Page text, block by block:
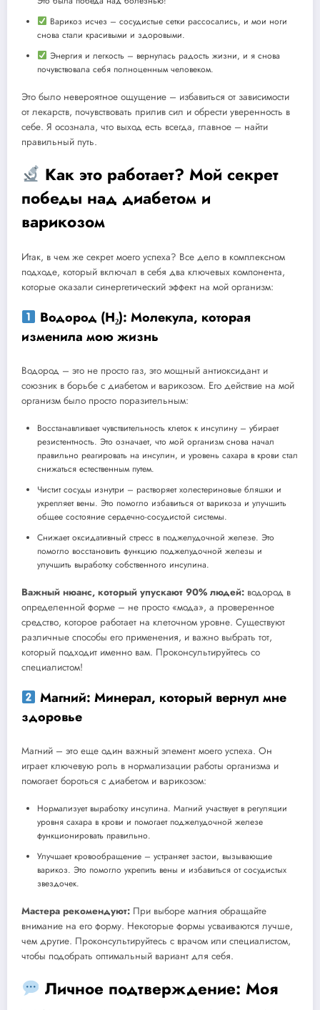
Варикоз исчез – сосудистые сетки рассосались, и мои ноги
снова стали красивыми и здоровыми.
Энергия и легкость – вернулась радость жизни, и я снова
почувствовала себя полноценным человеком.
Это было невероятное ощущение – избавиться от зависимости
от лекарств, почувствовать прилив сил и обрести уверенность в
себе. Я осознала, что выход есть всегда, главное – найти
правильный путь.
Как это работает? Мой секрет
победы над диабетом и
варикозом
Итак, в чем же секрет моего успеха? Все дело в комплексном
подходе, который включал в себя два ключевых компонента,
которые оказали синергетический эффект на мой организм:
Водород (H₂): Молекула, которая
изменила мою жизнь
Водород – это не просто газ, это мощный антиоксидант и
союзник в борьбе с диабетом и варикозом. Его действие на мой
организм было просто поразительным:
Восстанавливает чувствительность клеток к инсулину – убирает
резистентность. Это означает, что мой организм снова начал
правильно реагировать на инсулин, и уровень сахара в крови стал
снижаться естественным путем.
Чистит сосуды изнутри – растворяет холестериновые бляшки и
укрепляет вены. Это помогло избавиться от варикоза и улучшить
общее состояние сердечно-сосудистой системы.
Снижает оксидативный стресс в поджелудочной железе. Это
помогло восстановить функцию поджелудочной железы и
улучшить выработку собственного инсулина.
Важный нюанс, который упускают 90% людей: водород в
определенной форме – не просто «мода», а проверенное
средство, которое работает на клеточном уровне. Существуют
различные способы его применения, и важно выбрать тот,
который подходит именно вам. Проконсультируйтесь со
специалистом!
Магний: Минерал, который вернул мне
здоровье
Магний – это еще один важный элемент моего успеха. Он
играет ключевую роль в нормализации работы организма и
помогает бороться с диабетом и варикозом:
Нормализует выработку инсулина. Магний участвует в регуляции
уровня сахара в крови и помогает поджелудочной железе
функционировать правильно.
Улучшает кровообращение – устраняет застои, вызывающие
варикоз. Это помогло укрепить вены и избавиться от сосудистых
звездочек.
Мастера рекомендуют: При выборе магния обращайте
внимание на его форму. Некоторые формы усваиваются лучше,
чем другие. Проконсультируйтесь с врачом или специалистом,
чтобы подобрать оптимальный вариант для себя.
Личное подтверждение: Моя